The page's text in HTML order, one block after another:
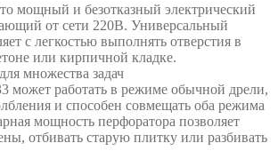
мощный и безотказный электрический
от сети 220В. Универсальный
с легкостью выполнять отверстия в
или кирпичной кладке.
множества задач
может работать в режиме обычной дрели,
и способен совмещать оба режима
мощность перфоратора позволяет
отбивать старую плитку или разбивать